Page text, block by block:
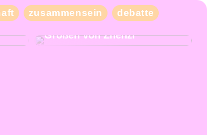
zusammensein debatte
Sie
Kaufen Sie moderne und
Größen von Zhenzi